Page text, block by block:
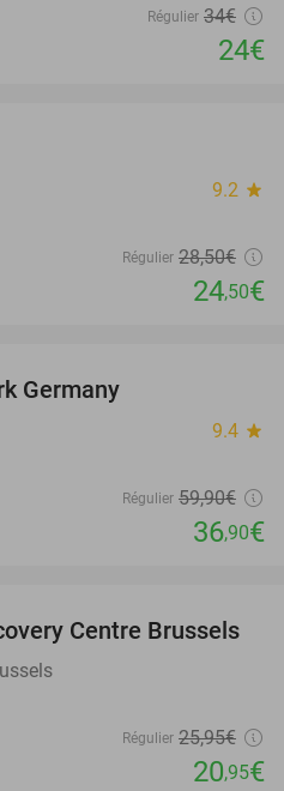
Régulier 34€
24€
9.2 star
Régulier 28,50€
24,50€
Germany
9.4 star
Régulier 59,90€
36,90€
19%
Centre Brussels
Régulier 25,95€
20,95€